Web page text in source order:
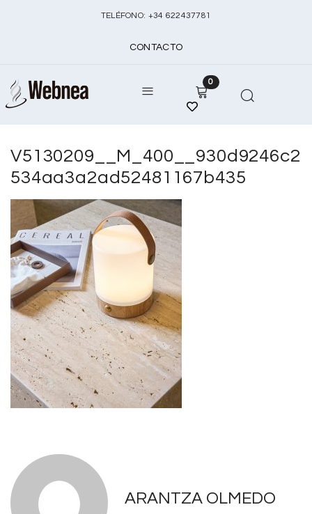
TELÉFONO: +34 622437781
CONTACTO
0
V5130209__M_400__930d9246c2
534aa3a2ad52481167b435
ARANTZA OLMEDO